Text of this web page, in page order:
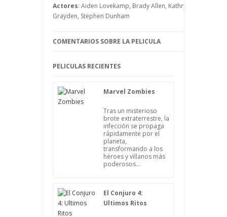
paranormales, se darán cuenta de que el
comportamiento de Wyatt, que es el niño
precisamente.
Actores: Aiden Lovekamp, Brady Allen, Kathryn Newton,
Grayden, Stephen Dunham
COMENTARIOS SOBRE LA PELICULA
PELICULAS RECIENTES
Marvel Zombies
Tras un misterioso
brote extraterrestre, la
infección se propaga
rápidamente por el
planeta,
transformando a los
héroes y villanos más
poderosos...
El Conjuro 4:
Ultimos Ritos